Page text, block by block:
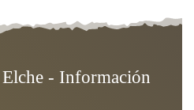
- Información